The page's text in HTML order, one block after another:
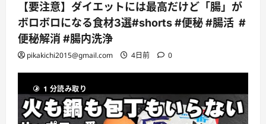
【要注意】ダイエットには最高だけど「腸」が
ボロボロになる食材3選#shorts #便秘 #腸活 #
便秘解消 #腸内洗浄
pikakichi2015@gmail.com 4日前 0
1 分読み取り